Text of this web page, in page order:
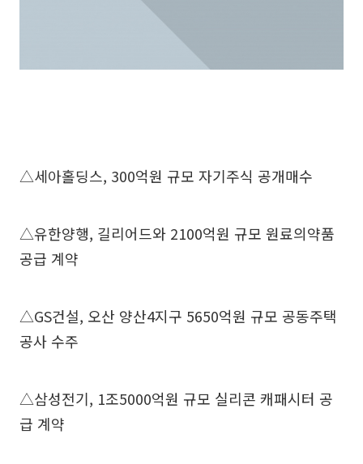
△세아홀딩스, 300억원 규모 자기주식 공개매수
△유한양행, 길리어드와 2100억원 규모 원료의약품
공급 계약
△GS건설, 오산 양산4지구 5650억원 규모 공동주택
공사 수주
△삼성전기, 1조5000억원 규모 실리콘 캐패시터 공
급 계약